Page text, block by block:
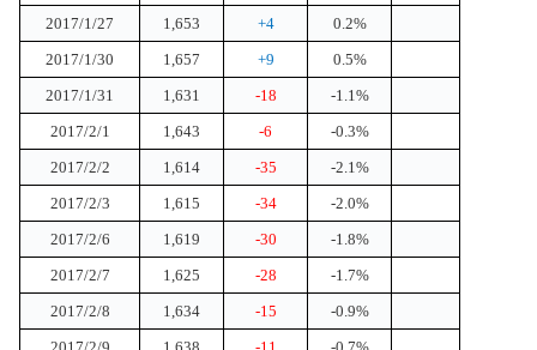
2017/1/27 1,653 +4
0.2%
2017/1/30
1,657 +9
0.5%
2017/1/31
1,631 -18
-1.1%
2017/2/1
1,643 -6
-0.3%
2017/2/2
1,614 -35
-2.1%
2017/2/3
1,615 -34
-2.0%
2017/2/6
1,619 -30
-1.8%
2017/2/7
1,625 -28
-1.7%
2017/2/8
1,634 -15
-0.9%